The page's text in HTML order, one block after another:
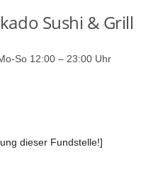
Sushi & Grill
So 12:00 – 23:00 Uhr
dieser Fundstelle!]